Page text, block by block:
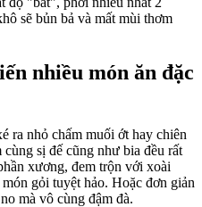
sẽ bủn bả và mất mùi thơm
nhiều món ăn đặc
ra nhỏ chấm muối ớt hay chiên
cùng sị đế cũng như bia đều rất
xương, đem trộn với xoài
gỏi tuyệt hảo. Hoặc đơn giản
mà vô cùng đậm đà.